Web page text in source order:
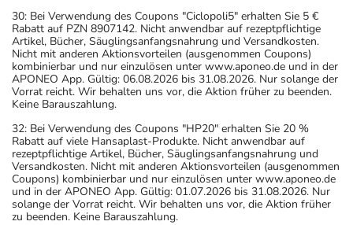
30: Bei Verwendung des Coupons "Ciclopoli5" erhalten Sie 5 €
Rabatt auf PZN 8907142. Nicht anwendbar auf rezeptpflichtige
Artikel, Bücher, Säuglingsanfangsnahrung und Versandkosten.
Nicht mit anderen Aktionsvorteilen (ausgenommen Coupons)
kombinierbar und nur einzulösen unter www.aponeo.de und in der
APONEO App. Gültig: 06.08.2026 bis 31.08.2026. Nur solange der
Vorrat reicht. Wir behalten uns vor, die Aktion früher zu beenden.
Keine Barauszahlung.
32: Bei Verwendung des Coupons "HP20" erhalten Sie 20 %
Rabatt auf viele Hansaplast-Produkte. Nicht anwendbar auf
rezeptpflichtige Artikel, Bücher, Säuglingsanfangsnahrung und
Versandkosten. Nicht mit anderen Aktionsvorteilen (ausgenommen
Coupons) kombinierbar und nur einzulösen unter www.aponeo.de
und in der APONEO App. Gültig: 01.07.2026 bis 31.08.2026. Nur
solange der Vorrat reicht. Wir behalten uns vor, die Aktion früher
zu beenden. Keine Barauszahlung.